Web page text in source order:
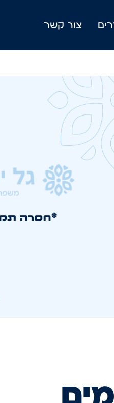
צור קשר